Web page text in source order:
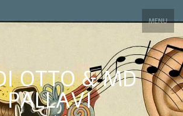
MENU
OTTO & MD
PALLAVI